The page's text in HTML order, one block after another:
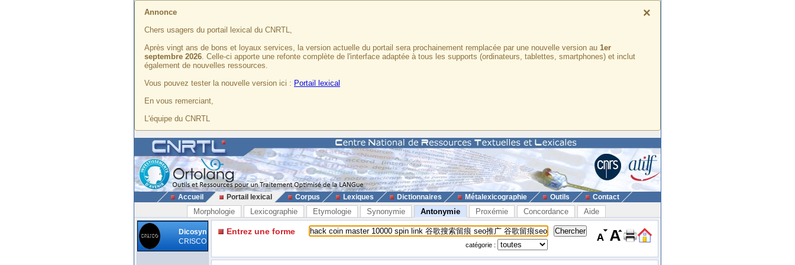
×
Annonce
Chers usagers du portail lexical du CNRTL,
Après vingt ans de bons et loyaux services, la version actuelle du portail sera prochainement remplacée par une nouvelle version au 1er
septembre 2026. Celle-ci apporte une refonte complète de l'interface adaptée à tous les supports (ordinateurs, tablettes, smartphones) et inclut
également de nouvelles ressources.
Vous pouvez tester la nouvelle version ici : Portail lexical
En vous remerciant,
L'équipe du CNRTL
Accueil Portail lexical Corpus Lexiques Dictionnaires Métalexicographie Outils Contact
Morphologie Lexicographie Etymologie Synonymie Antonymie Proxémie Concordance Aide
Dicosyn
CRISCO
Entrez une forme
catégorie :